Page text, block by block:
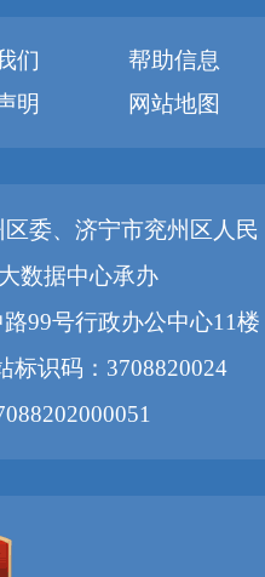
们
帮助信息
明 网站地图
委、济宁市兖州区人民
数据中心承办
99号行政办公中心11楼
标识码：3708820024